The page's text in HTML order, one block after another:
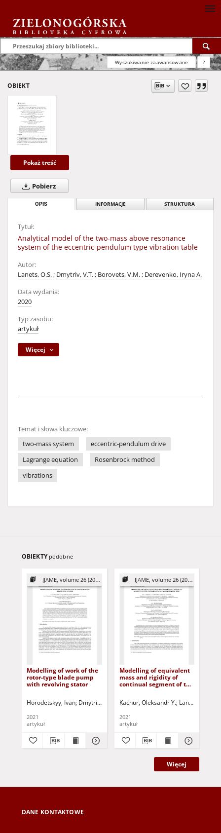
Wyszukiwanie zaawansowane ?
OBIEKT
Pokaż treść
Pobierz
OPIS INFORMACJE STRUKTURA
Tytuł:
Analytical model of the two-mass above resonance
system of the eccentric-pendulum type vibration table
Autor:
Lanets, O.S.; Dmytriv, V.T.; Borovets, V.M.; Derevenko, Iryna A.
Data wydania:
2020
Typ zasobu:
artykuł
Więcej
Temat i słowa kluczowe:
two-mass system
eccentric-pendulum drive
Lagrange equation
Rosenbrock method
vibrations
OBIEKTY podobne
IJAME, volume 26 (2021)
Modelling of work of the
rotor-type blade pump
with revolving stator
Horodetskyy, Ivan Dmytriv, V.T. Dmytriv, I.V. Lanets, O.S. Jurczak,
2021
artykuł
IJAME, volume 26 (2021)
Modelling of equivalent
mass and rigidity of
continual segment of the
Kachur, Oleksandr Y. Lanets, Oleksij
2021
artykuł
Więcej
DANE KONTAKTOWE